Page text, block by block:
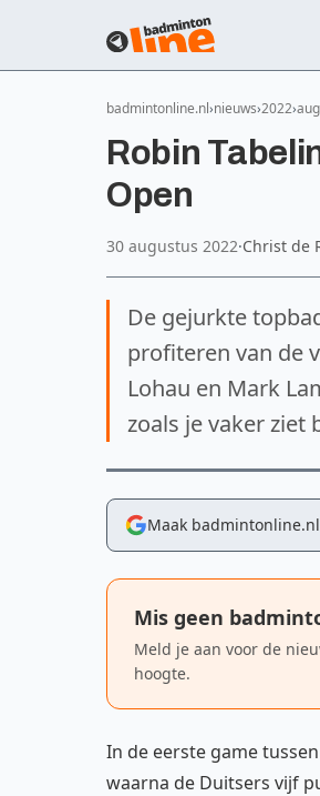
badmintonline.nl nieuws 2022
Robin
Open
30 augustus 2022·Christ de
De gejurkte
profiteren van de
Lohau en Mark
zoals je vaker ziet
Maak
Mis geen
Meld je aan voor de
hoogte.
In de eerste game
waarna de Duitsers vijf